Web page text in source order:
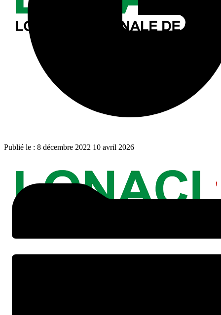
Publié le : 8 décembre 2022 10 avril 2026